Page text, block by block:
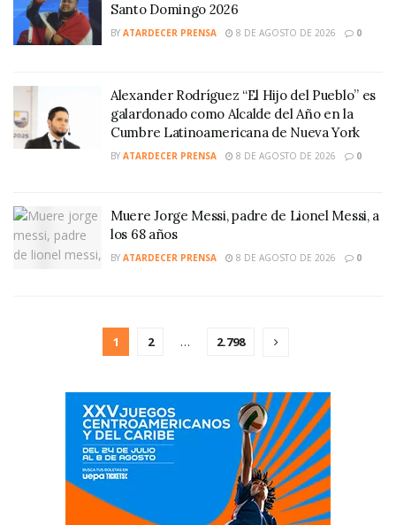
Santo Domingo 2026
BY ATARDECER PRENSA 8 DE AGOSTO DE 2026 0
Alexander Rodríguez “El Hijo del Pueblo” es
galardonado como Alcalde del Año en la
Cumbre Latinoamericana de Nueva York
BY ATARDECER PRENSA 8 DE AGOSTO DE 2026 0
Muere Jorge Messi, padre de Lionel Messi, a
los 68 años
BY ATARDECER PRENSA 8 DE AGOSTO DE 2026 0
1 2 … 2.798